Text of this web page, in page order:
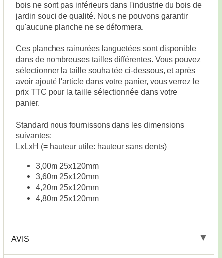
bois ne sont pas inférieurs dans l'industrie du bois de
jardin souci de qualité. Nous ne pouvons garantir
qu'aucune planche ne se déformera.
Ces planches rainurées languetées sont disponible
dans de nombreuses tailles différentes. Vous pouvez
sélectionner la taille souhaitée ci-dessous, et après
avoir ajouté l'article dans votre panier, vous verrez le
prix TTC pour la taille sélectionnée dans votre
panier.
Standard nous fournissons dans les dimensions
suivantes:
LxLxH (= hauteur utile: hauteur sans dents)
3,00m 25x120mm
3,60m 25x120mm
4,20m 25x120mm
4,80m 25x120mm
AVIS